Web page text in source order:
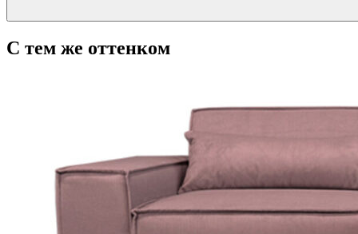
С тем же оттенком